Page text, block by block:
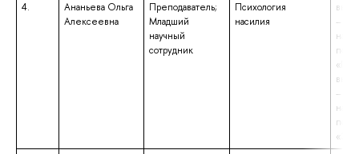
4.
Ананьева Ольга
Алексеевна
Преподаватель;
Младший
научный
сотрудник
Психология
насилия
–
–